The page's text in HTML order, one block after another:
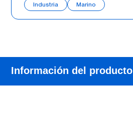
Industria Marino
Información del producto